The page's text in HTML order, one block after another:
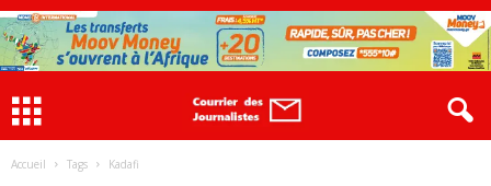
Accueil Tags Kadafi